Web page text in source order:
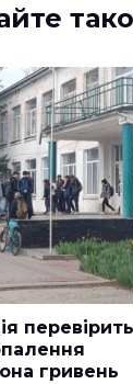
перевірить
гривень